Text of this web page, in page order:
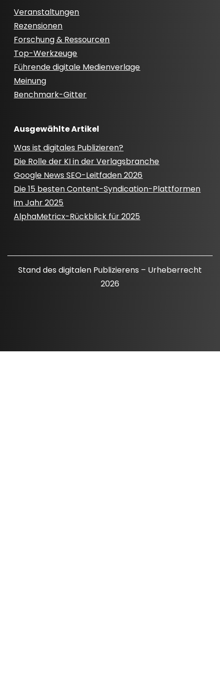
Veranstaltungen
Rezensionen
Forschung & Ressourcen
Top-Werkzeuge
Führende digitale Medienverlage
Meinung
Benchmark-Gitter
Ausgewählte Artikel
Was ist digitales Publizieren?
Die Rolle der KI in der Verlagsbranche
Google News SEO-Leitfaden 2026
Die 15 besten Content-Syndication-Plattformen
im Jahr 2025
AlphaMetricx-Rückblick für 2025
Stand des digitalen Publizierens – Urheberrecht
2026